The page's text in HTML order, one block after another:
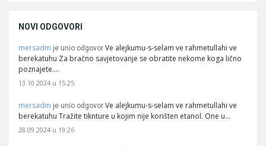
NOVI ODGOVORI
mersadm je unio odgovor Ve alejkumu-s-selam ve rahmetullahi ve
berekatuhu Za bračno savjetovanje se obratite nekome koga lično
poznajete.…
13.10.2024 u 15:25
mersadm je unio odgovor Ve alejkumu-s-selam ve rahmetullahi ve
berekatuhu Tražite tiknture u kojim nije korišten etanol. One u…
28.09.2024 u 19:26